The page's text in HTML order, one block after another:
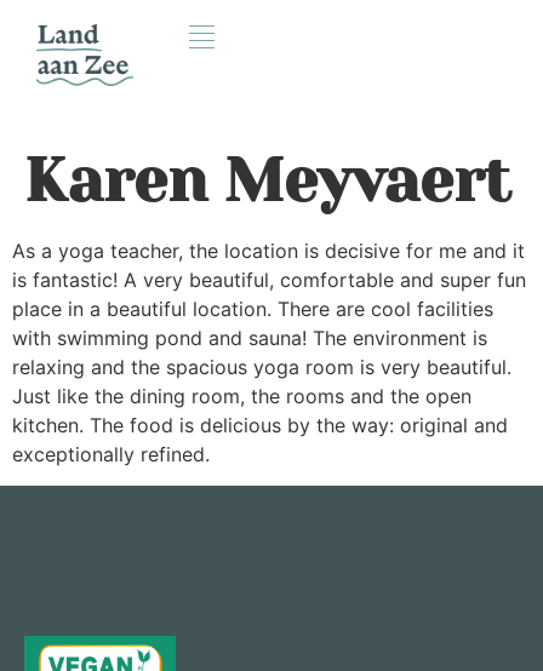
Karen Meyvaert
As a yoga teacher, the location is decisive for me and it
is fantastic! A very beautiful, comfortable and super fun
place in a beautiful location. There are cool facilities
with swimming pond and sauna! The environment is
relaxing and the spacious yoga room is very beautiful.
Just like the dining room, the rooms and the open
kitchen. The food is delicious by the way: original and
exceptionally refined.